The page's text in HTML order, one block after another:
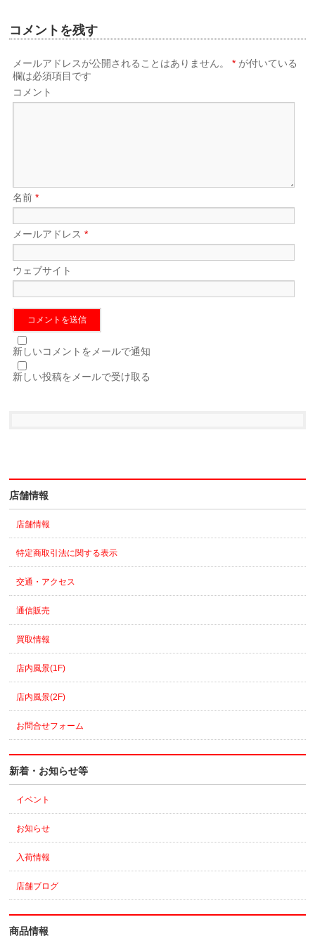
コメントを残す
メールアドレスが公開されることはありません。 * が付いている
欄は必須項目です
コメント
名前*
メールアドレス*
ウェブサイト
新しいコメントをメールで通知
新しい投稿をメールで受け取る
店舗情報
店舗情報
特定商取引法に関する表示
交通・アクセス
通信販売
買取情報
店内風景(1F)
店内風景(2F)
お問合せフォーム
新着・お知らせ等
イベント
お知らせ
入荷情報
店舗ブログ
商品情報